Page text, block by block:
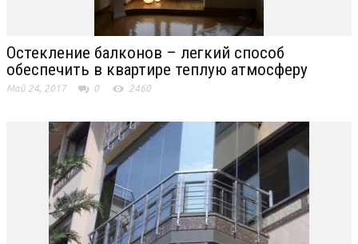
Остекление балконов – легкий способ
обеспечить в квартире теплую атмосферу
Май 24, 2017 0 2460